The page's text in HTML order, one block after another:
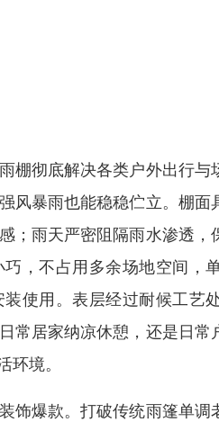
棚彻底解决各类户外出行
风暴雨也能稳稳伫立。棚
；雨天严密阻隔雨水渗透
，不占用多余场地空间，
使用。表层经过耐候工艺
常居家纳凉休憩，还是日
境。
饰爆款。打破传统雨篷单